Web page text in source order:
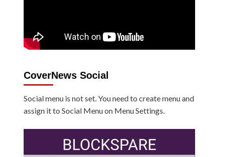
CoverNews Social
Social menu is not set. You need to create menu and
assign it to Social Menu on Menu Settings.